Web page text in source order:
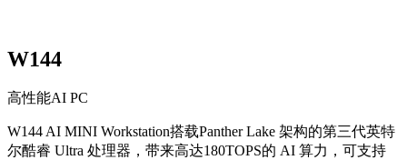
W144
高性能AI PC
W144 AI MINI Workstation搭载Panther Lake 架构的第三代英特
尔酷睿 Ultra 处理器，带来高达180TOPS的 AI 算力，可支持